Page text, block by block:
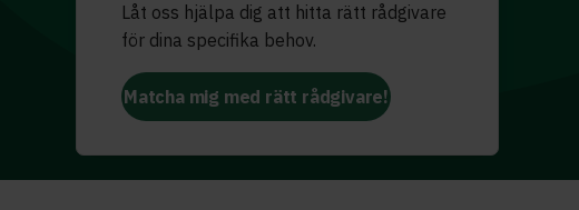
Låt oss hjälpa dig att hitta rätt rådgivare
för dina specifika behov.
Matcha mig med rätt rådgivare!